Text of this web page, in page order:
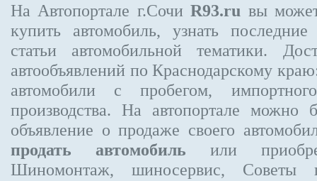
На Автопортале г.СочиR93.ru вы
купить автомобиль, узнать
статьи автомобильной тематики.
автообъявлений по Краснодарскому
автомобили с пробегом,
производства. На автопортале можно
объявление о продаже своего
продать автомобиль или
Шиномонтаж, шиносервис, Советы